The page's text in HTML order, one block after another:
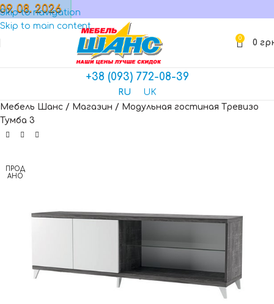
Skip to navigation
Skip to main content
МАГАЗИН
0 0
+38 (093) 772-08-39
RU
UK
Мебель Шанс / Магазин / Модульная гостиная Тревизо
Тумба 3
ПРОД
АНО
09. 08. 2026